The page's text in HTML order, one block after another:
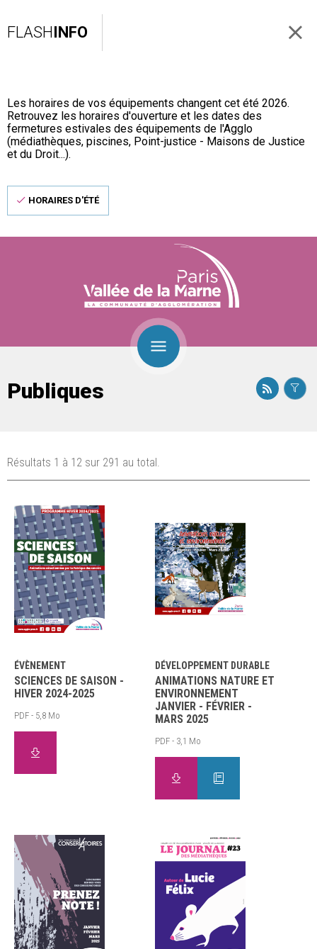
FLASHINFO
Les horaires de vos équipements changent cet été 2026.
Retrouvez les horaires d'ouverture et les dates des
fermetures estivales des équipements de l'Agglo
(médiathèques, piscines, Point-justice - Maisons de Justice
et du Droit...).
HORAIRES D'ÉTÉ
Publiques
Résultats 1 à 12 sur 291 au total.
ÉVÈNEMENT
SCIENCES DE SAISON -
HIVER 2024-2025
PDF - 5,8 Mo
DÉVELOPPEMENT DURABLE
ANIMATIONS NATURE ET
ENVIRONNEMENT
JANVIER - FÉVRIER -
MARS 2025
PDF - 3,1 Mo